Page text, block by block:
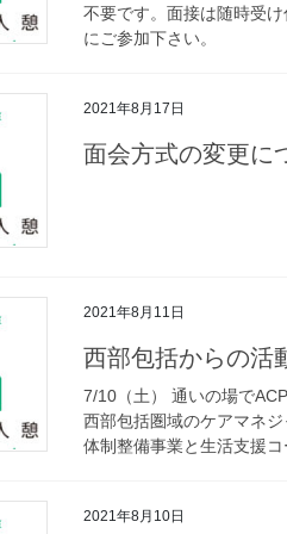
不要です。面接は随時受
にご参加下さい。
2021年8月17日
面会方式の変更に
2021年8月11日
西部包括からの活
7/10（土） 通いの場で
西部包括圏域のケアマネ
体制整備事業と生活支援
2021年8月10日